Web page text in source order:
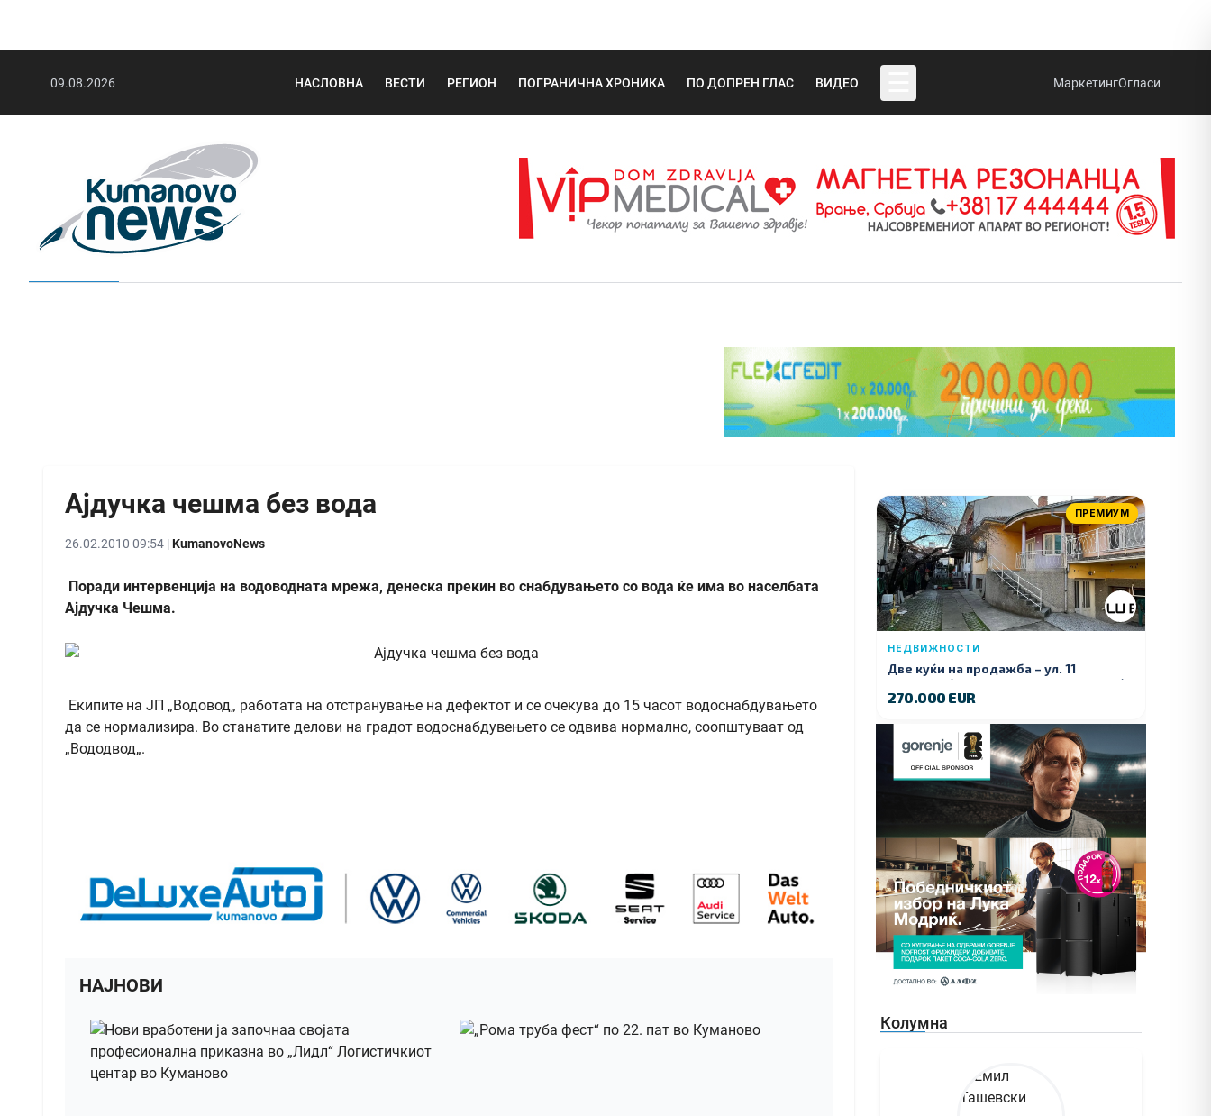
09.08.2026 НАСЛОВНА ВЕСТИ РЕГИОН ПОГРАНИЧНА ХРОНИКА ПО ДОПРЕН ГЛАС ВИДЕО МаркетингОгласи
Ајдучка чешма без вода
26.02.2010 09:54 |KumanovoNews
Поради интервенција на водоводната мрежа, денеска прекин во снабдувањето со вода ќе има во населбата
Ајдучка Чешма.
Екипите на ЈП „Водовод„ работата на отстранување на дефектот и се очекува до 15 часот водоснабдувањето
да се нормализира. Во станатите делови на градот водоснабдувењето се одвива нормално, соопштуваат од
„Вододвод„.
НАЈНОВИ
ПРЕМИУМ
НЕДВИЖНОСТИ
Две куќи на продажба – ул. 11
Ноември (Наспроти Селман Туризам)
270.000 EUR
Колумна